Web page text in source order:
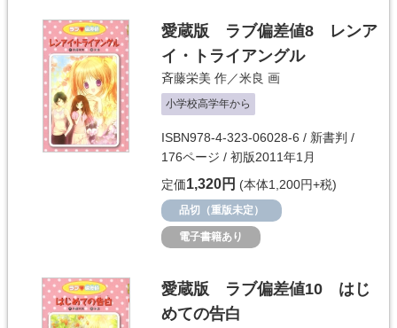
愛蔵版 ラブ偏差値8 レンア
イ・トライアングル
斉藤栄美 作／米良 画
小学校高学年から
ISBN978-4-323-06028-6 / 新書判 /
176ページ / 初版2011年1月
定価1,320円 (本体1,200円+税)
品切（重版未定）
電子書籍あり
愛蔵版 ラブ偏差値10 はじ
めての告白